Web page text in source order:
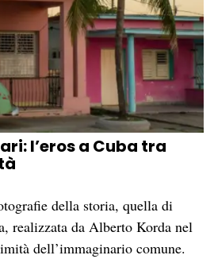
l’eros a Cuba tra
della storia, quella di
realizzata da Alberto Korda nel
dell’immaginario comune.